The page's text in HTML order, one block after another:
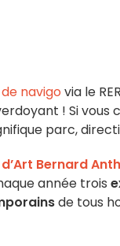
navigo via le
! Si vous
parc,
Bernard
année trois
de tous